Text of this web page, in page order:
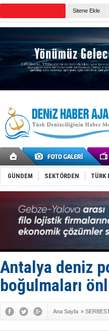
Sitene Ekle
GÜNDEM SEKTÖRDEN TÜRK
Antalya deniz
boğulmaları
Ana Sayfa »